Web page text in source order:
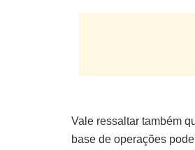
Vale ressaltar também
base de operações